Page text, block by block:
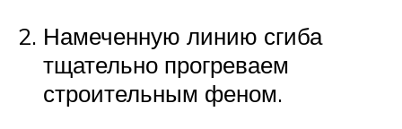
Намеченную линию сгиба
тщательно прогреваем
строительным феном.